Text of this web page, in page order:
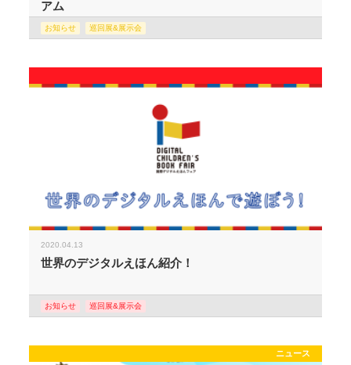
アム
お知らせ 巡回展&展示会
2020.04.13
世界のデジタルえほん紹介！
お知らせ 巡回展&展示会
ニュース